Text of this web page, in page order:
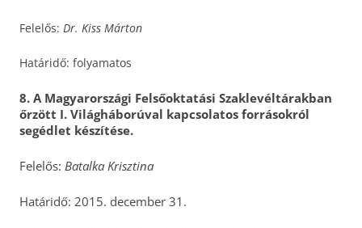
Felelős: Dr. Kiss Márton
Határidő: folyamatos
8. A Magyarországi Felsőoktatási Szaklevéltárakban
őrzött I. Világháborúval kapcsolatos forrásokról
segédlet készítése.
Felelős: Batalka Krisztina
Határidő: 2015. december 31.